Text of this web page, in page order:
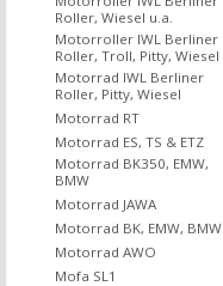
Roller, Wiesel u.a.
Motorroller IWL Berliner
Roller, Troll, Pitty, Wiesel
Motorrad IWL Berliner
Roller, Pitty, Wiesel
Motorrad RT
Motorrad ES, TS & ETZ
Motorrad BK350, EMW,
BMW
Motorrad JAWA
Motorrad BK, EMW, BMW
Motorrad AWO
Mofa SL1